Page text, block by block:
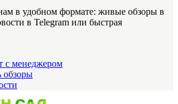
в удобном формате: живые обзоры в
в Telegram или быстрая
с менеджером
обзоры